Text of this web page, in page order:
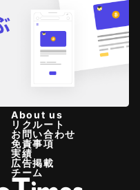
About us
リクルート
お問い合わせ
免責事項
実績
広告掲載
チーム